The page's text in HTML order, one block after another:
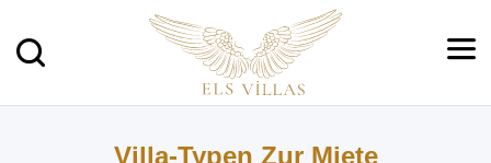
Villa-Typen Zur Miete